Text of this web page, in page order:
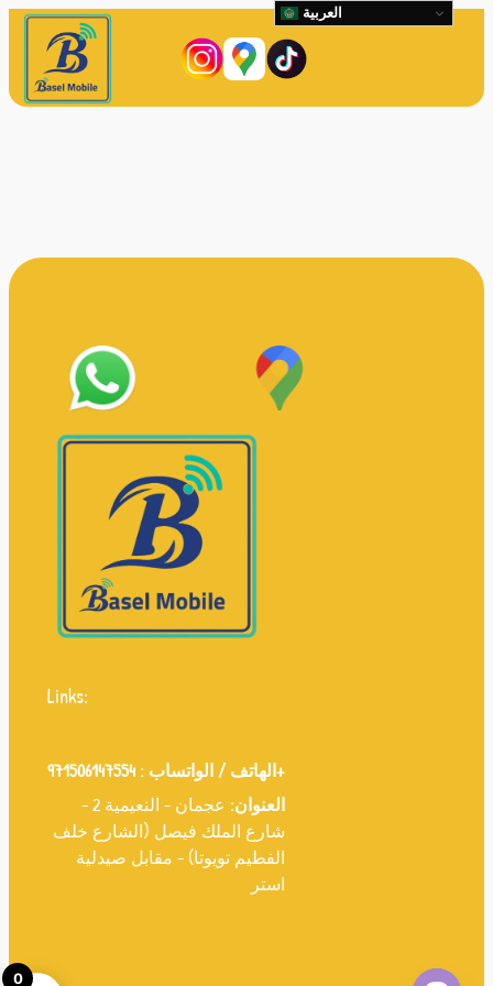
Links:
الهاتف / الواتساب :971506147554+
العنوان:
عجمان - النعيمية 2 -
شارع الملك فيصل (الشارع خلف
الفطيم تويوتا) - مقابل صيدلية
استر
العربية
0